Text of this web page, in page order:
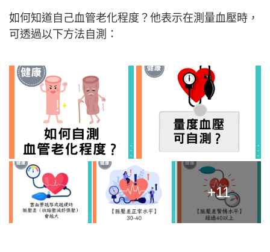
如何知道自己血管老化程度？他表示在測量血壓時，
可透過以下方法自測：
+11